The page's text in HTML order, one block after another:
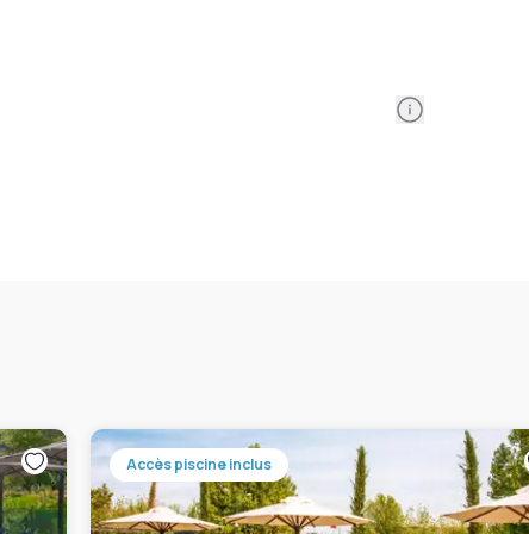
Information
Accès piscine inclus